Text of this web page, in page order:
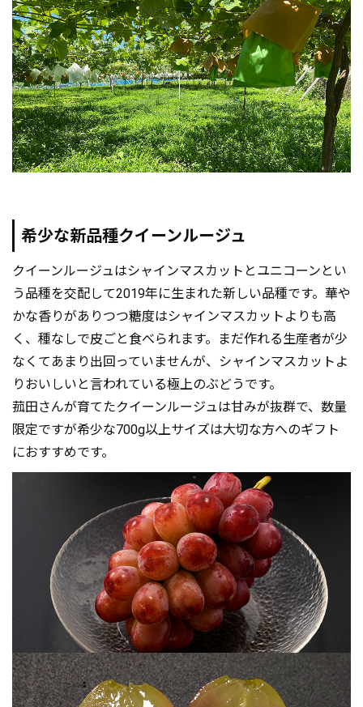
希少な新品種クイーンルージュ
クイーンルージュはシャインマスカットとユニコーンとい
う品種を交配して2019年に生まれた新しい品種です。華や
かな香りがありつつ糖度はシャインマスカットよりも高
く、種なしで皮ごと食べられます。まだ作れる生産者が少
なくてあまり出回っていませんが、シャインマスカットよ
りおいしいと言われている極上のぶどうです。
菰田さんが育てたクイーンルージュは甘みが抜群で、数量
限定ですが希少な700g以上サイズは大切な方へのギフト
におすすめです。